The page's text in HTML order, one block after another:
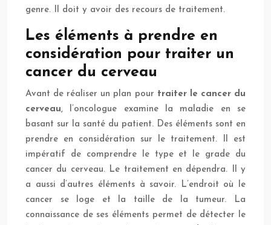
genre. Il doit y avoir des recours de traitement.
Les éléments à prendre en
considération pour traiter un
cancer du cerveau
Avant de réaliser un plan pour traiter le cancer du
cerveau, l’oncologue examine la maladie en se
basant sur la santé du patient. Des éléments sont en
prendre en considération sur le traitement. Il est
impératif de comprendre le type et le grade du
cancer du cerveau. Le traitement en dépendra. Il y
a aussi d’autres éléments à savoir. L’endroit où le
cancer se loge et la taille de la tumeur. La
connaissance de ses éléments permet de détecter le